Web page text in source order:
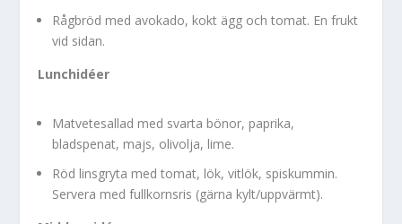
Rågbröd med avokado, kokt ägg och tomat. En frukt
vid sidan.
Lunchidéer
Matvetesallad med svarta bönor, paprika,
bladspenat, majs, olivolja, lime.
Röd linsgryta med tomat, lök, vitlök, spiskummin.
Servera med fullkornsris (gärna kylt/uppvärmt).